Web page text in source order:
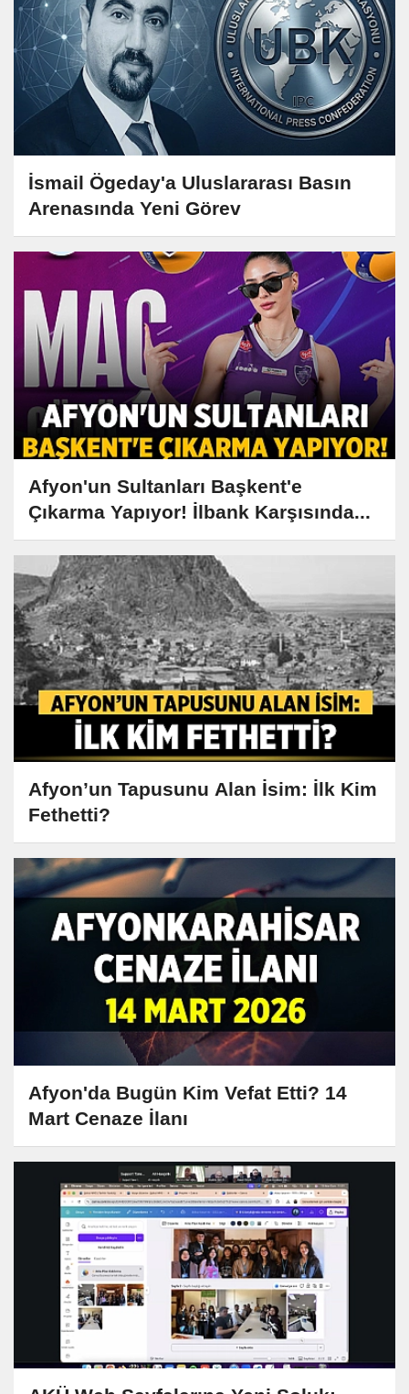
İsmail Ögeday'a Uluslararası Basın
Arenasında Yeni Görev
Afyon'un Sultanları Başkent'e
Çıkarma Yapıyor! İlbank Karşısında...
Afyon’un Tapusunu Alan İsim: İlk Kim
Fethetti?
Afyon'da Bugün Kim Vefat Etti? 14
Mart Cenaze İlanı